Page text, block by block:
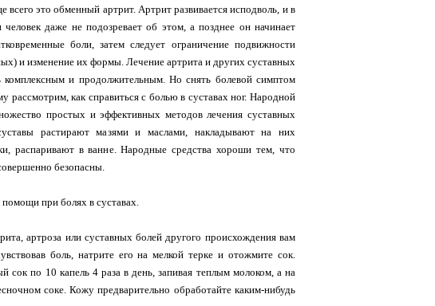
всего это обменный артрит. Артрит развивается исподволь, и в
человек даже не подозревает об этом, а позднее он начинает
боли, затем следует ограничение подвижности
и изменение их формы. Лечение артрита и других суставных
и продолжительным. Но снять болевой симптом
рассмотрим, как справиться с болью в суставах ног. Народной
простых и эффективных методов лечения суставных
растирают мазями и маслами, накладывают на них
распаривают в ванне. Народные средства хороши тем, что
безопасны.
помощи при болях в суставах.
артроза или суставных болей другого происхождения вам
боль, натрите его на мелкой терке и отожмите сок.
сок по 10 капель 4 раза в день, запивая теплым молоком, а на
соке. Кожу предварительно обработайте каким-нибудь